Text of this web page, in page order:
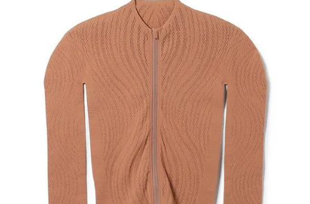
アイテムから選ぶ
ブランドから選ぶ
SALE品はこちら
INFORMATIOM
ご利用ガイド
お問い合わせ